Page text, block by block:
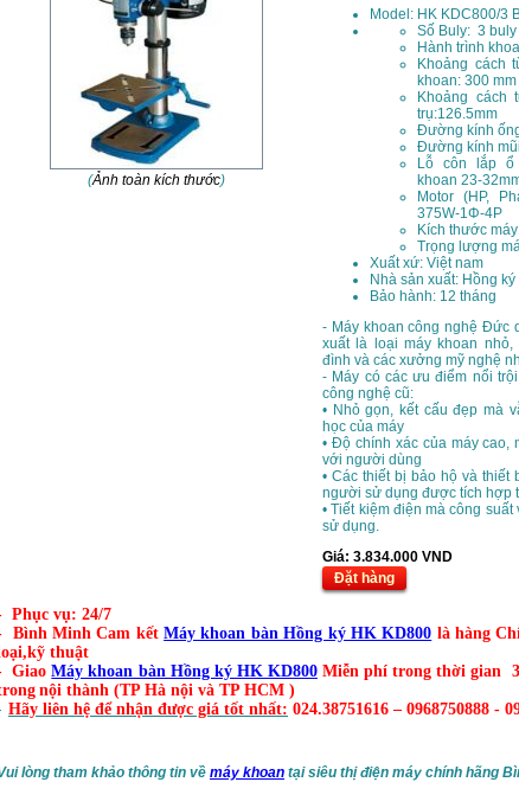
(Ảnh toàn kích thước)
Model: HK KDC800/3
Số Buly: 3 buly
Hành trình
Khoảng cách
khoan: 300 mm
Khoảng cách
trụ:126.5mm
Đường kính
Đường kính
Lỗ côn lắp ổ
khoan 23-
Motor (HP,
375W-1Φ-4P
Kích thước
Trọng lượng
Xuất xứ: Việt nam
Nhà sản xuất: Hồng ký
Bảo hành: 12 tháng
- Máy khoan công nghệ Đức
xuất là loại máy khoan nhỏ,
đình và các xưởng mỹ nghệ
- Máy có các ưu điểm nổi
công nghệ cũ:
• Nhỏ gọn, kết cấu đẹp mà
học của máy
• Độ chính xác của máy cao,
với người dùng
• Các thiết bị bảo hộ và thiết
người sử dụng được tích hợp
• Tiết kiệm điện mà công
sử dụng.
Giá: 3.834.000 VND
Đặt hàng
Phục vụ: 24/7
Bình Minh Cam kếtMáy khoan bàn Hồng ký HK KD800 là hàng
thuật
GiaoMáy khoan bàn Hồng ký HK KD800 Miễn phí trong thời gian
nội thành (TP Hà nội và TP HCM )
Hãy liên hệ để nhận được giá tốt nhất: 024.38751616 – 0968750888 -
lòng tham khảo thông tin về máy khoan tại siêu thị điện máy chính hãng